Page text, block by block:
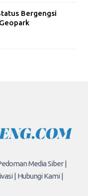
Bergengsi
Media Siber |
| Hubungi Kami |